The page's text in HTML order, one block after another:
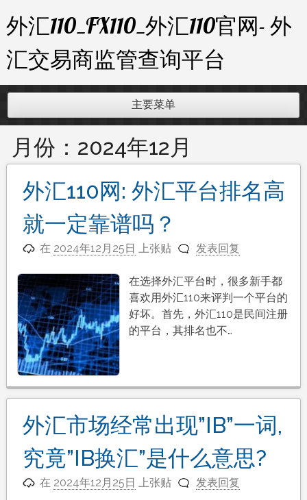
至
内
容
外汇110_FX110_外汇110官网- 外
汇交易商监管查询平台
主要菜单
月份： 2024年12月
外汇110网: 外汇平台排名高
就一定靠谱吗？
在 2024年12月25日 上张贴 发表回复
在选择外汇平台时，很多新手都
喜欢用外汇110来评判一个平台的
好坏。首先，外汇110是民间注册
的平台，其排名也不…
外汇市场经常出现”IB”一词,
究竟”IB换汇”是什么意思?
在 2024年12月25日 上张贴 发表回复